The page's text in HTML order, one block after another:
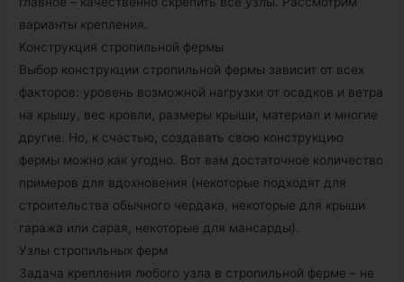
варианты крепления.
Конструкция стропильной фермы
Выбор конструкции стропильной фермы зависит от всех
факторов: уровень возможной нагрузки от осадков и ветра
на крышу, вес кровли, размеры крыши, материал и многие
другие. Но, к счастью, создавать свою конструкцию
фермы можно как угодно. Вот вам достаточное количество
примеров для вдохновения (некоторые подходят для
строительства обычного чердака, некоторые для крыши
гаража или сарая, некоторые для мансарды).
Узлы стропильных ферм
Задача крепления любого узла в стропильной ферме – не